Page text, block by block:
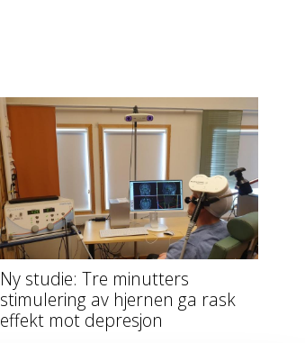
Ny studie: Tre minutters
stimulering av hjernen ga rask
effekt mot depresjon